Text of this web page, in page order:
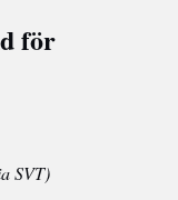
för
SVT)